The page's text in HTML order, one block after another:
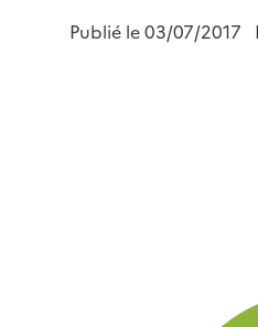
Publié le03/07/2017